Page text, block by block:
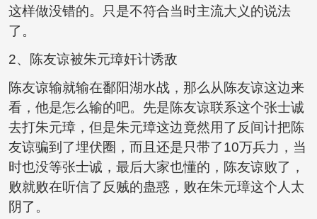
这样做没错的。只是不符合当时主流大义的说法
了。
2、陈友谅被朱元璋奸计诱敌
陈友谅输就输在鄱阳湖水战，那么从陈友谅这边来
看，他是怎么输的吧。先是陈友谅联系这个张士诚
去打朱元璋，但是朱元璋这边竟然用了反间计把陈
友谅骗到了埋伏圈，而且还是只带了10万兵力，当
时也没等张士诚，最后大家也懂的，陈友谅败了，
败就败在听信了反贼的蛊惑，败在朱元璋这个人太
阴了。